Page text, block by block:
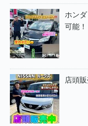
ホン
可能！
店頭